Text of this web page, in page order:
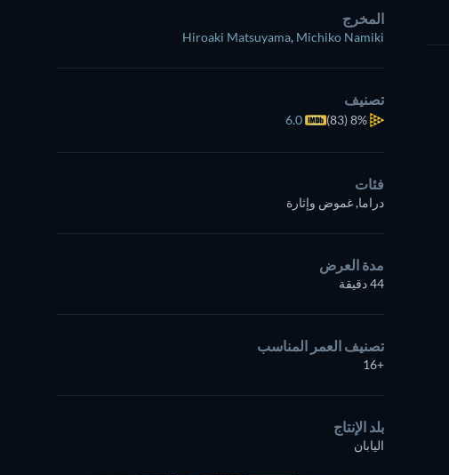
المخرج
Hiroaki Matsuyama, Michiko Namiki
تصنيف
8%
(83)
6.0
فئات
دراما, غموض وإثارة
مدة العرض
44 دقيقة
تصنيف العمر المناسب
+16
بلد الإنتاج
اليابان